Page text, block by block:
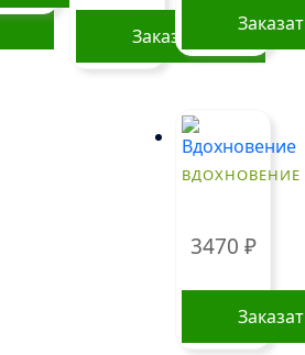
Заказать
имеет
несколько
вариаций.ВДОХНОВЕНИЕ
3470 ₽